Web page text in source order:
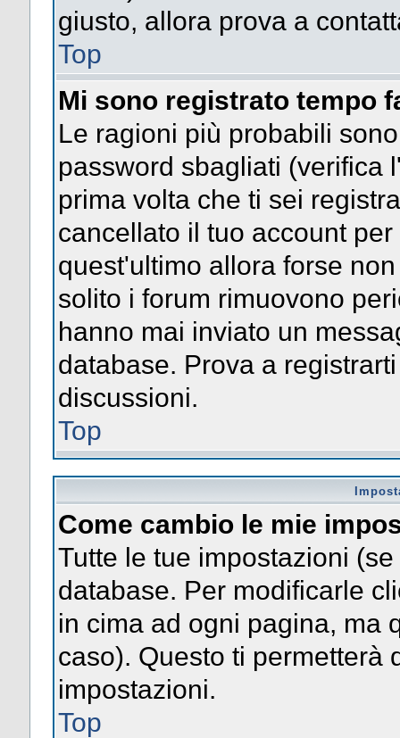
giusto, allora prova a
Top
Mi sono registrato tempo
Le ragioni più probabili
password sbagliati (verifica
prima volta che ti sei
cancellato il tuo account
quest'ultimo allora forse
solito i forum rimuovono
hanno mai inviato un
database. Prova a
discussioni.
Top
Come cambio le mie
Tutte le tue impostazioni
database. Per modificarle
in cima ad ogni pagina, ma
caso). Questo ti permetterà
impostazioni.
Top